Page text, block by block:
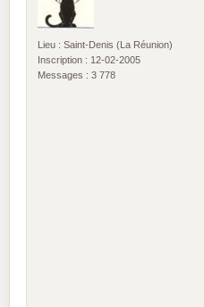
Lieu : Saint-Denis (La Réunion)
Inscription : 12-02-2005
Messages : 3 778